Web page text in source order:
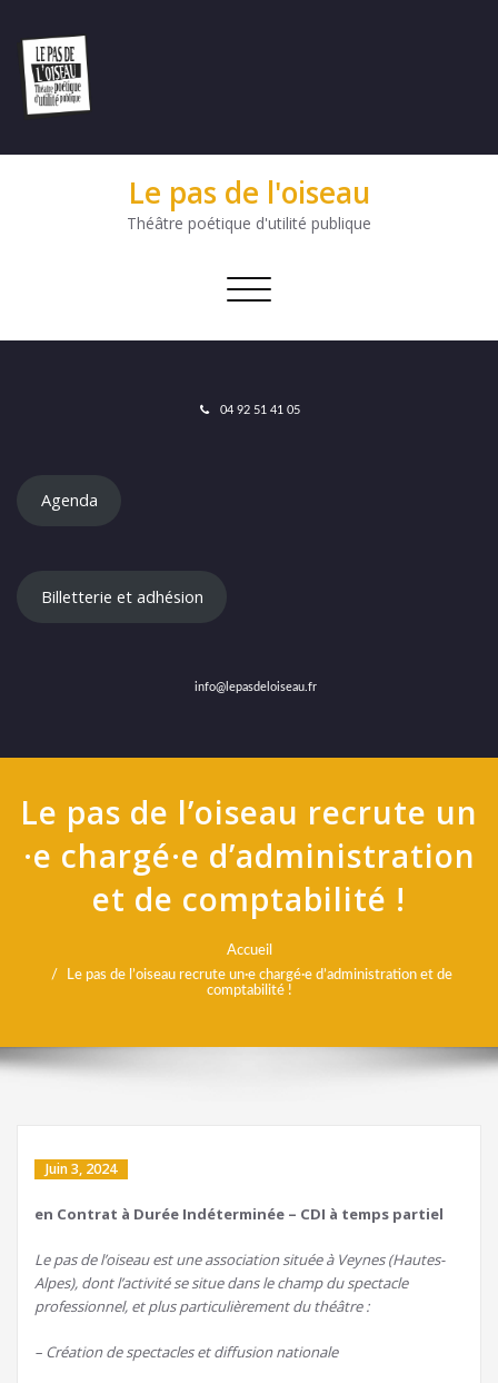
Le pas de l'oiseau
Théâtre poétique d'utilité publique
Afficher/masquer
navigation
04 92 51 41 05
Agenda
Billetterie et adhésion
info@lepasdeloiseau.fr
Le pas de l’oiseau recrute un
·e chargé·e d’administration
et de comptabilité !
Accueil
Le pas de l’oiseau recrute un·e chargé·e d’administration et de
comptabilité !
Juin 3, 2024
en Contrat à Durée Indéterminée – CDI à temps partiel
Le pas de l’oiseau est une association située à Veynes (Hautes-
Alpes), dont l’activité se situe dans le champ du spectacle
professionnel, et plus particulièrement du théâtre :
– Création de spectacles et diffusion nationale